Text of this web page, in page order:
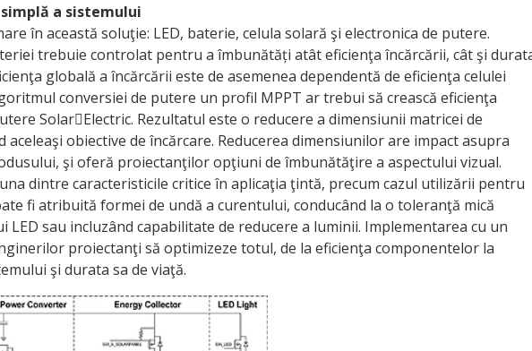
a sistemului
în această soluţie: LED, baterie, celula solară şi electronica de putere.
trebuie controlat pentru a îmbunătăți atât eficienţa încărcării, cât şi
globală a încărcării este de asemenea dependentă de eficienţa celulei
conversiei de putere un profil MPPT ar trebui să crească eficienţa
SolarElectric. Rezultatul este o reducere a dimensiunii matricei de
obiective de încărcare. Reducerea dimensiunilor are impact asupra
şi oferă proiectanţilor opţiuni de îmbunătăţire a aspectului vizual.
dintre caracteristicile critice în aplicaţia ţintă, precum cazul utilizării pentru
fi atribuită formei de undă a curentului, conducând la o toleranţă mică
sau incluzând capabilitate de reducere a luminii. Implementarea cu un
proiectanţi să optimizeze totul, de la eficienţa componentelor la
şi durata sa de viaţă.